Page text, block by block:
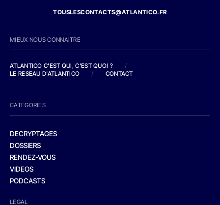
TOUSLESCONTACTS@ATLANTICO.FR
MIEUX NOUS CONNAITRE
ATLANTICO C'EST QUI, C'EST QUOI ?
/
LE RESEAU D'ATLANTICO
/ CONTACT
CATEGORIES
DECRYPTAGES
DOSSIERS
RENDEZ-VOUS
VIDEOS
PODCASTS
LEGAL